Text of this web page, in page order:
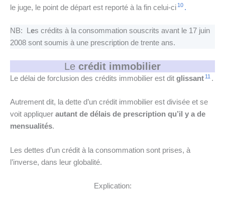
le juge, le point de départ est reporté à la fin celui-ci 10 .
NB: L es crédits à la consommation souscrits avant le 17 juin
2008 sont soumis à une prescription de trente ans.
Le crédit immobilier
Le délai de forclusion des crédits immobilier est dit glissant 11 .
Autrement dit, la dette d’un crédit immobilier est divisée et se
voit appliquer autant de délais de prescription qu’il y a de
mensualités.
Les dettes d’un crédit à la consommation sont prises, à
l’inverse, dans leur globalité.
Explication: